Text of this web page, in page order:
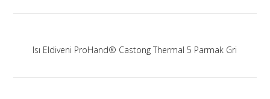
Isı Eldiveni ProHand® Castong Thermal 5 Parmak Gri